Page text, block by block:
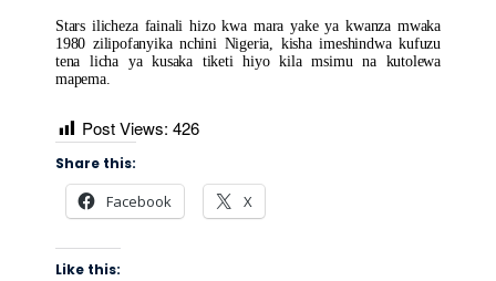
Stars ilicheza fainali hizo kwa mara yake ya kwanza mwaka
1980 zilipofanyika nchini Nigeria, kisha imeshindwa kufuzu
tena licha ya kusaka tiketi hiyo kila msimu na kutolewa
mapema.
Post Views: 426
Share this:
Facebook X
Like this: